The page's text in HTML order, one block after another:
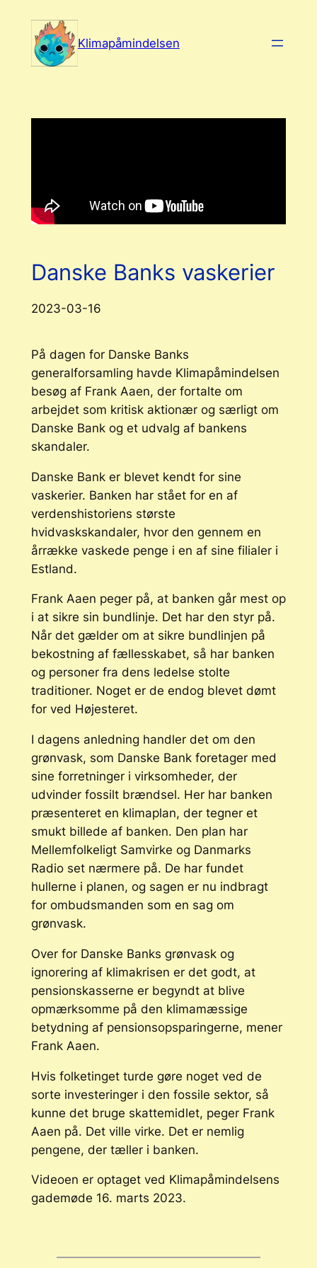
indhold
Klimapåmindelsen
Danske Banks vaskerier
2023-03-16
På dagen for Danske Banks
generalforsamling havde Klimapåmindelsen
besøg af Frank Aaen, der fortalte om
arbejdet som kritisk aktionær og særligt om
Danske Bank og et udvalg af bankens
skandaler.
Danske Bank er blevet kendt for sine
vaskerier. Banken har stået for en af
verdenshistoriens største
hvidvaskskandaler, hvor den gennem en
årrække vaskede penge i en af sine filialer i
Estland.
Frank Aaen peger på, at banken går mest op
i at sikre sin bundlinje. Det har den styr på.
Når det gælder om at sikre bundlinjen på
bekostning af fællesskabet, så har banken
og personer fra dens ledelse stolte
traditioner. Noget er de endog blevet dømt
for ved Højesteret.
I dagens anledning handler det om den
grønvask, som Danske Bank foretager med
sine forretninger i virksomheder, der
udvinder fossilt brændsel. Her har banken
præsenteret en klimaplan, der tegner et
smukt billede af banken. Den plan har
Mellemfolkeligt Samvirke og Danmarks
Radio set nærmere på. De har fundet
hullerne i planen, og sagen er nu indbragt
for ombudsmanden som en sag om
grønvask.
Over for Danske Banks grønvask og
ignorering af klimakrisen er det godt, at
pensionskasserne er begyndt at blive
opmærksomme på den klimamæssige
betydning af pensionsopsparingerne, mener
Frank Aaen.
Hvis folketinget turde gøre noget ved de
sorte investeringer i den fossile sektor, så
kunne det bruge skattemidlet, peger Frank
Aaen på. Det ville virke. Det er nemlig
pengene, der tæller i banken.
Videoen er optaget ved Klimapåmindelsens
gademøde 16. marts 2023.